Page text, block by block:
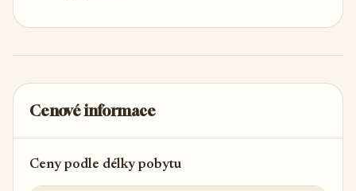
Cenové informace
Ceny podle délky pobytu